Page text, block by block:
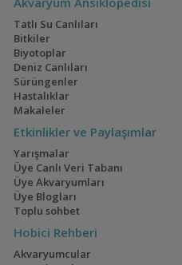
Tatlı Su Canlıları
Bitkiler
Biyotoplar
Deniz Canlıları
Sürüngenler
Hastalıklar
Makaleler
Etkinlikler ve Paylaşımlar
Yarışmalar
Üye Canlı Veri Tabanı
Üye Akvaryumları
Üye Blogları
Toplu sohbet
Hobici Rehberi
Akvaryumcular